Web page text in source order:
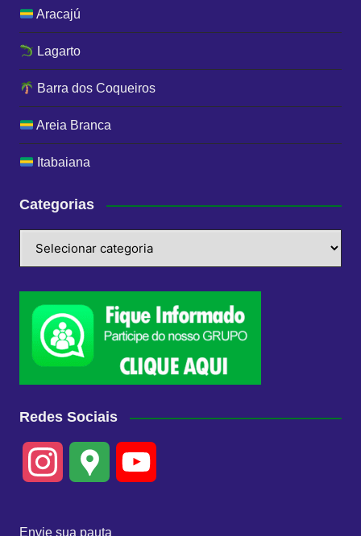
Aracajú
Lagarto
Barra dos Coqueiros
Areia Branca
Itabaiana
Categorias
Redes Sociais
Envie sua pauta